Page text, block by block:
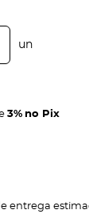
un
3% no Pix
entrega